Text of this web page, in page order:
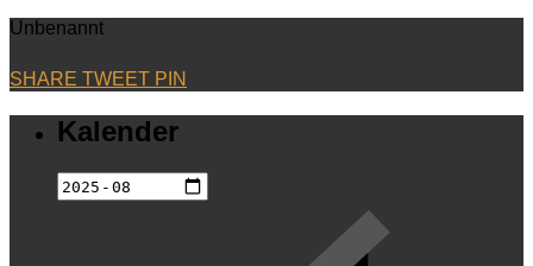
Unbenannt
SHARE TWEET PIN
Kalender